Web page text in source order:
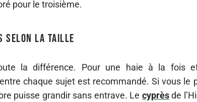
pour le troisième.
selon la taille
la différence. Pour une haie à la fois
chaque sujet est recommandé. Si vous le
puisse grandir sans entrave. Le cyprèsde